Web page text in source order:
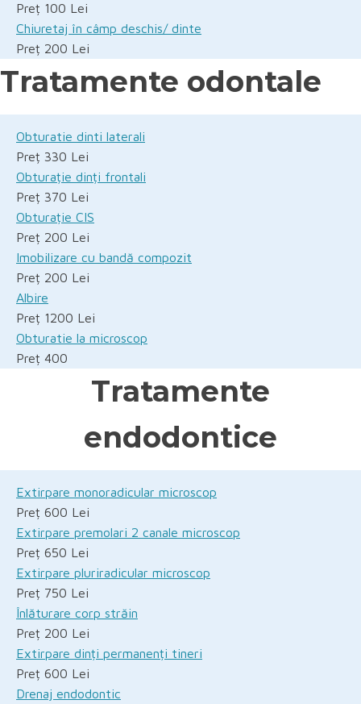
Preț 100 Lei
Chiuretaj în câmp deschis/ dinte
Preț 200 Lei
Tratamente odontale
Obturatie dinti laterali
Preț 330 Lei
Obturație dinți frontali
Preț 370 Lei
Obturație CIS
Preț 200 Lei
Imobilizare cu bandă compozit
Preț 200 Lei
Albire
Preț 1200 Lei
Obturatie la microscop
Preț 400
Tratamente
endodontice
Extirpare monoradicular microscop
Preț 600 Lei
Extirpare premolari 2 canale microscop
Preț 650 Lei
Extirpare pluriradicular microscop
Preț 750 Lei
Înlăturare corp străin
Preț 200 Lei
Extirpare dinți permanenți tineri
Preț 600 Lei
Drenaj endodontic